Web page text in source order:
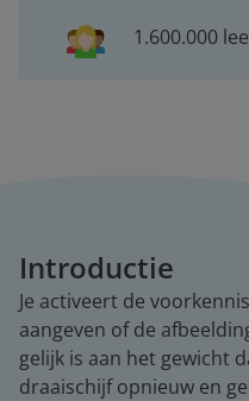
1.600.000
Introductie
Je activeert de
aangeven of de
gelijk is aan het gewicht
draaischijf opnieuw en